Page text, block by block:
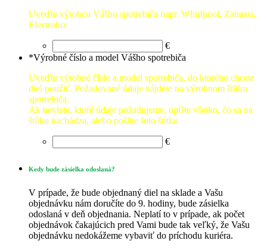
Uveďte výrobcu Vášho spotrebiča napr. Whirlpool, Zanussi,
Electrolux
€
*Výrobné číslo a model Vášho spotrebiča
Uveďte výrobné číslo a model spotrebiča, do ktorého chcete
diel použiť. Požadované údaje nájdete na výrobnom štítku
spotrebiča.
Ak neviete, ktoré údaje požadujeme, opíšte všetko, čo sa na
štítku nachádza, alebo pošlite foto štítku
€
Kedy bude zásielka odoslaná?
V prípade, že bude objednaný diel na sklade a Vašu
objednávku nám doručíte do 9. hodiny, bude zásielka
odoslaná v deň objednania. Neplatí to v prípade, ak počet
objednávok čakajúcich pred Vami bude tak veľký, že Vašu
objednávku nedokážeme vybaviť do príchodu kuriéra.